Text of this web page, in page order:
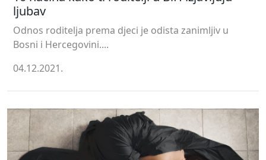
ljubav
Odnos roditelja prema djeci je odista zanimljiv u
Bosni i Hercegovini....
04.12.2021.